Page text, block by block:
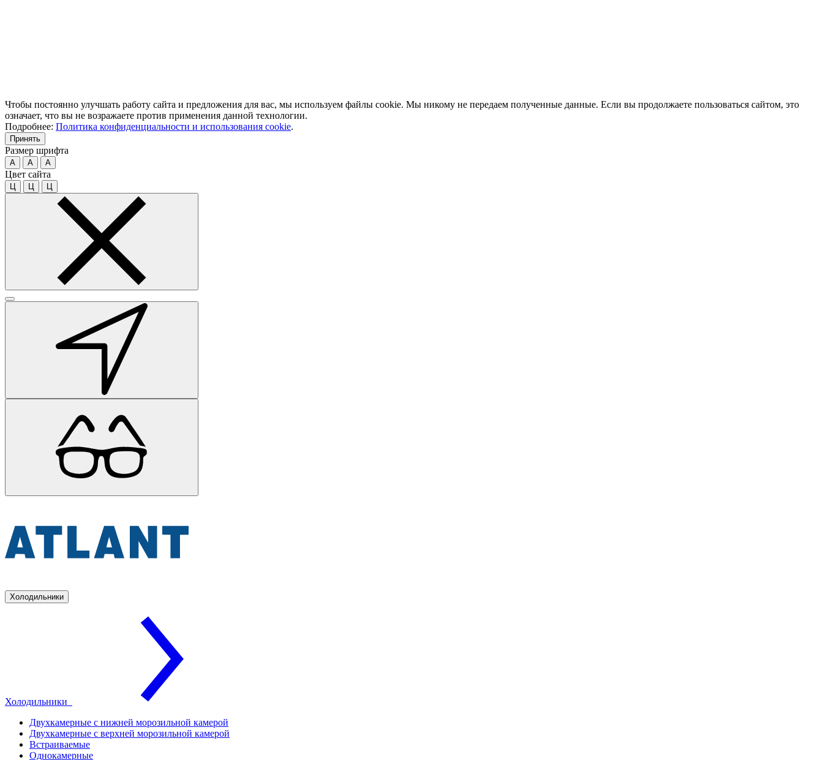
Чтобы постоянно улучшать работу сайта и предложения для вас, мы используем файлы cookie. Мы никому не передаем полученные данные. Если вы продолжаете пользоваться сайтом, это
означает, что вы не возражаете против применения данной технологии.
Подробнее: Политика конфиденциальности и использования cookie.
Принять
Размер шрифта
A A A
Цвет сайта
Ц Ц Ц
Холодильники
Холодильники
Двухкамерные с нижней морозильной камерой
Двухкамерные с верхней морозильной камерой
Встраиваемые
Однокамерные